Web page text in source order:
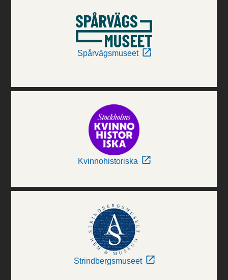
Spårvägsmuseet
Kvinnohistoriska
Strindbergsmuseet